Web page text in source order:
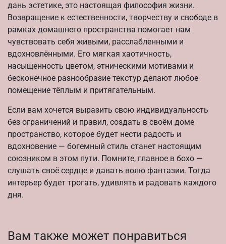
дань эстетике, это настоящая философия жизни.
Возвращение к естественности, творчеству и свободе в
рамках домашнего пространства помогает нам
чувствовать себя живыми, расслабленными и
вдохновлёнными. Его мягкая хаотичность,
насыщенность цветом, этническими мотивами и
бесконечное разнообразие текстур делают любое
помещение тёплым и притягательным.
Если вам хочется выразить свою индивидуальность
без ограничений и правил, создать в своём доме
пространство, которое будет нести радость и
вдохновение — богемный стиль станет настоящим
союзником в этом пути. Помните, главное в бохо —
слушать своё сердце и давать волю фантазии. Тогда
интерьер будет трогать, удивлять и радовать каждого
дня.
Вам также может понравиться